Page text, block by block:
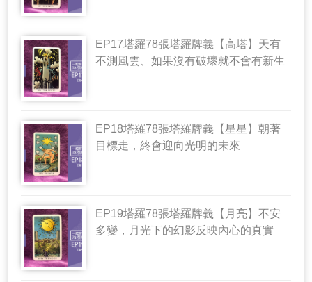
EP17塔羅78張塔羅牌義【高塔】天有
不測風雲、如果沒有破壞就不會有新生
EP18塔羅78張塔羅牌義【星星】朝著
目標走，終會迎向光明的未來
EP19塔羅78張塔羅牌義【月亮】不安
多變，月光下的幻影反映內心的真實